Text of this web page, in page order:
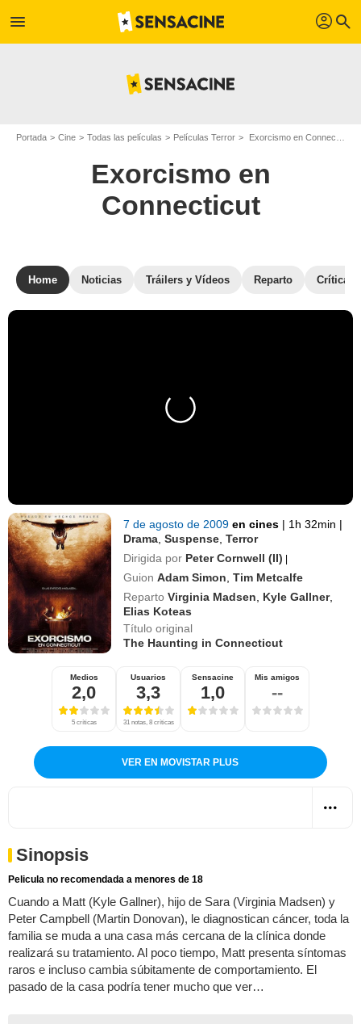
menu profil search
Portada Cine Todas las películas Películas Terror Exorcismo en Connecticut
Exorcismo en
Connecticut
Home Noticias Tráilers y Vídeos Reparto Críticas
7 de agosto de 2009en cines | 1h 32min |
Drama ,Suspense ,Terror
Dirigida por Peter Cornwell (II) |
Guion Adam Simon ,Tim Metcalfe
Reparto Virginia Madsen Kyle Gallner,
Elias Koteas
Título original
The Haunting in Connecticut
Medios
2,0
5 críticas
Usuarios
3,3
31 notas, 8 críticas
Sensacine
1,0
Mis amigos
--
VER EN MOVISTAR PLUS
Sinopsis
Pelicula no recomendada a menores de 18
Cuando a Matt (Kyle Gallner), hijo de Sara (Virginia Madsen) y
Peter Campbell (Martin Donovan), le diagnostican cáncer, toda la
familia se muda a una casa más cercana de la clínica donde
realizará su tratamiento. Al poco tiempo, Matt presenta síntomas
raros e incluso cambia súbitamente de comportamiento. El
pasado de la casa podría tener mucho que ver…